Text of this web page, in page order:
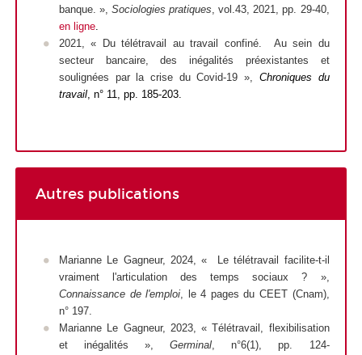
banque. »,Sociologies pratiques, vol.43, 2021, pp. 29-40,
en ligne.
2021, « Du télétravail au travail confiné. Au sein du
secteur bancaire, des inégalités préexistantes et
soulignées par la crise du Covid-19 », Chroniques du
travail, n° 11, pp. 185-203.
Autres publications
Marianne Le Gagneur, 2024, « Le télétravail facilite-t-il
vraiment l'articulation des temps sociaux ? »,
Connaissance de l'emploi, le 4 pages du CEET (Cnam),
n° 197.
Marianne Le Gagneur, 2023, « Télétravail, flexibilisation
et inégalités »,Germinal, n°6(1), pp. 124-